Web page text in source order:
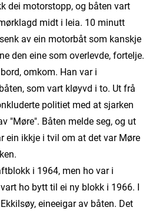
dei motorstopp, og båten vart
midt i leia. 10 minutt
av ein motorbåt som kanskje
den eine som overlevde, fortelje.
omkom. Han var i
som vart kløyvd i to. Ut frå
politiet med at sjarken
"Møre". Båten melde seg, og ut
ein ikkje i tvil om at det var Møre
i 1964, men ho var i
ho bytt til ei ny blokk i 1966. I
eineeigar av båten. Det